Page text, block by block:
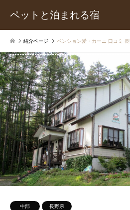
ペットと泊まれる宿
紹介ページ ペンション愛・カーニ 口コミ
中部 長野県